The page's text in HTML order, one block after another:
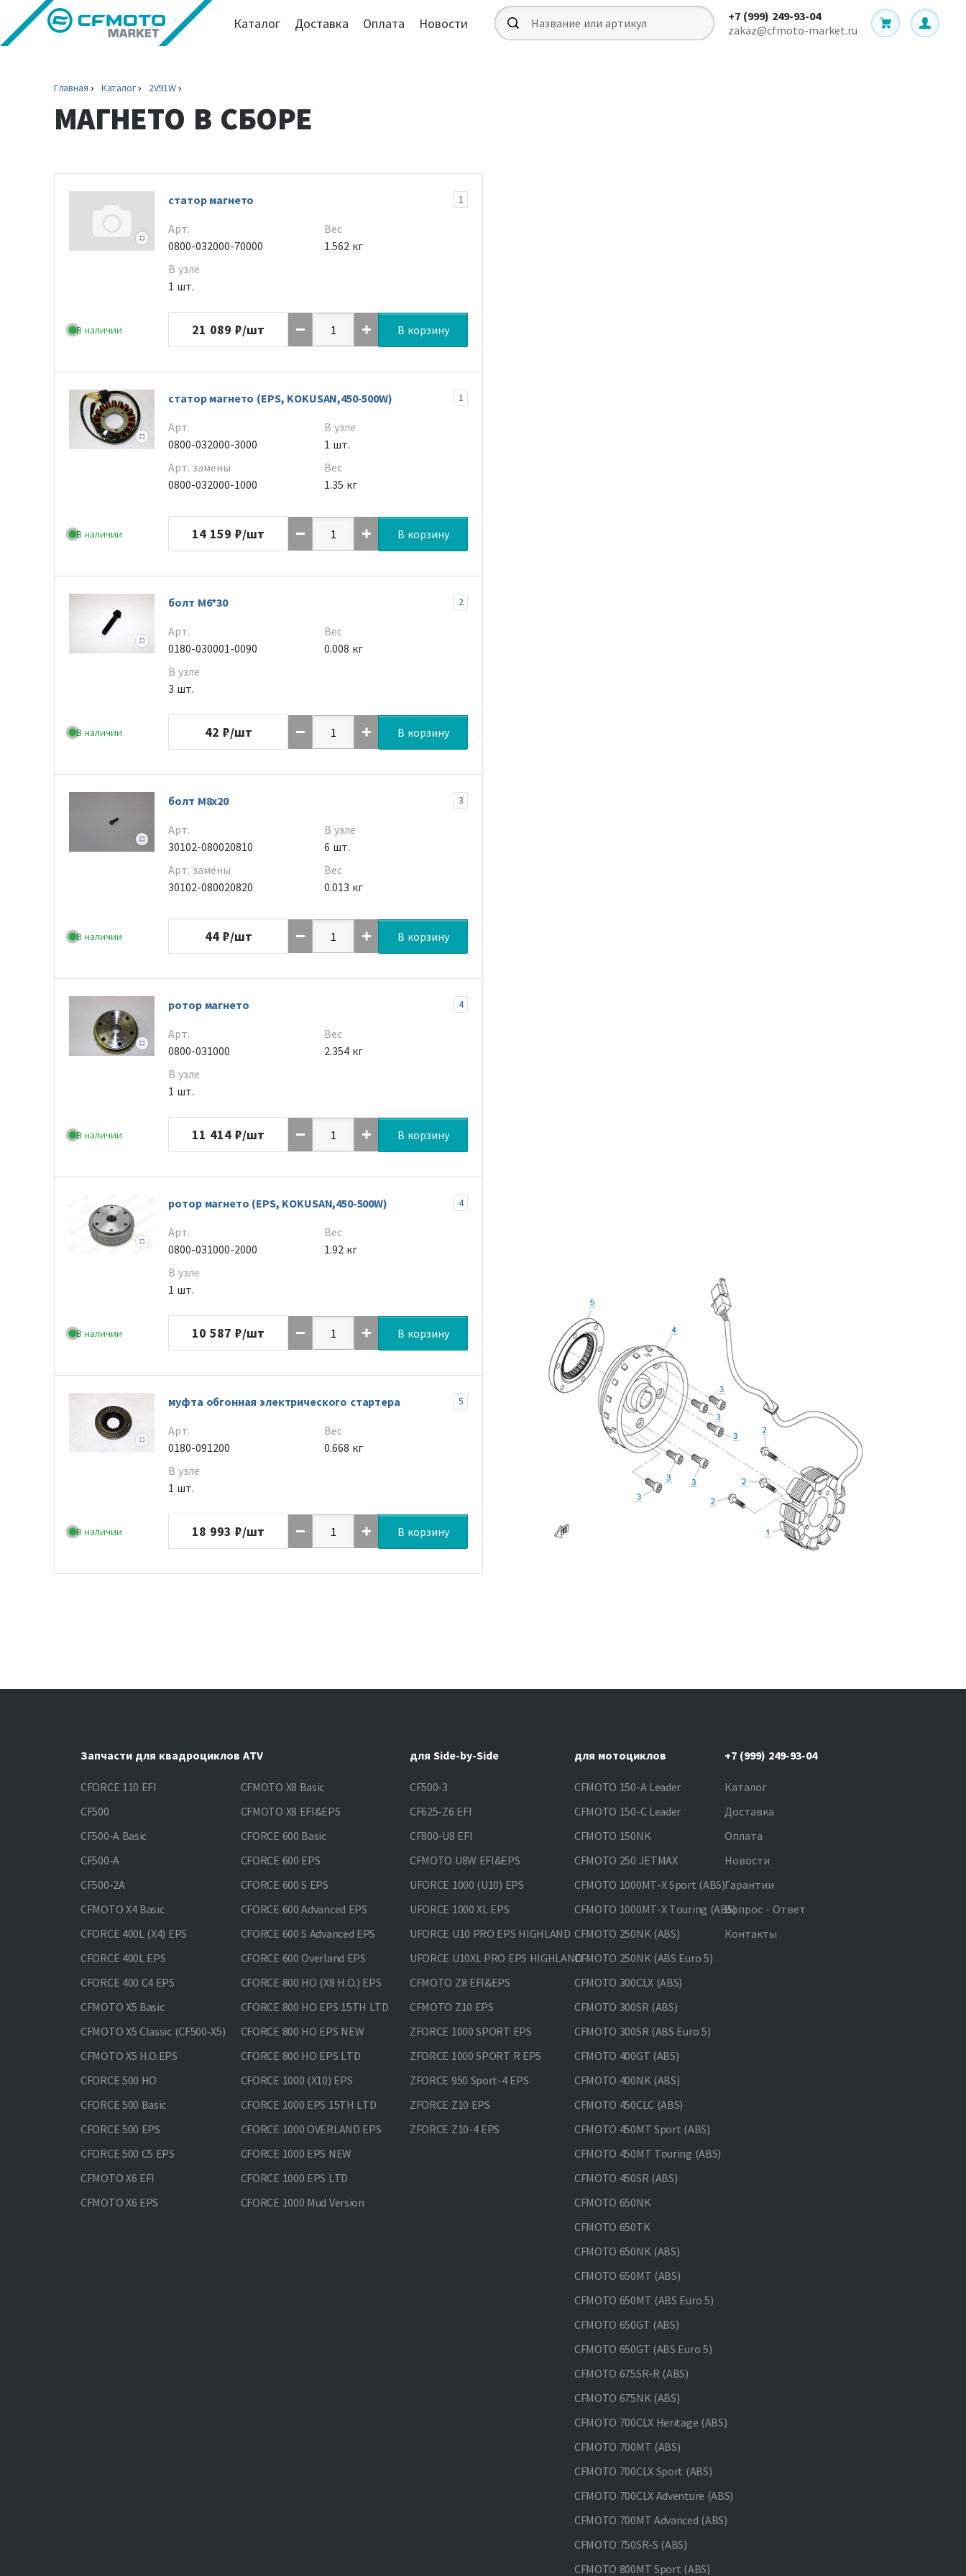
Каталог Доставка Оплата Новости
+7 (999) 249-93-04
zakaz@cfmoto-market.ru
Главная Каталог 2V91W
МАГНЕТО В СБОРЕ
В наличии
статор магнето 1
Арт.
0800-032000-70000
В узле
1 шт.
Вес
1.562 кг
21 089 ₽/шт В корзину
В наличии
статор магнето (EPS, KOKUSAN,450-500W) 1
Арт.
0800-032000-3000
Арт. замены
0800-032000-1000
В узле
1 шт.
Вес
1.35 кг
14 159 ₽/шт В корзину
В наличии
болт M6*30 2
Арт.
0180-030001-0090
В узле
3 шт.
Вес
0.008 кг
42 ₽/шт В корзину
В наличии
болт M8x20 3
Арт.
30102-080020810
Арт. замены
30102-080020820
В узле
6 шт.
Вес
0.013 кг
44 ₽/шт В корзину
В наличии
ротор магнето 4
Арт.
0800-031000
В узле
1 шт.
Вес
2.354 кг
11 414 ₽/шт В корзину
В наличии
ротор магнето (EPS, KOKUSAN,450-500W) 4
Арт.
0800-031000-2000
В узле
1 шт.
Вес
1.92 кг
10 587 ₽/шт В корзину
В наличии
муфта обгонная электрического стартера 5
Арт.
0180-091200
В узле
1 шт.
Вес
0.668 кг
18 993 ₽/шт В корзину
Запчасти для квадроциклов ATV
CFORCE 110 EFI
CF500
CF500-A Basic
CF500-A
CF500-2A
CFMOTO X4 Basic
CFORCE 400L (X4) EPS
CFORCE 400L EPS
CFORCE 400 С4 EPS
CFMOTO X5 Basic
CFMOTO X5 Classic (CF500-X5)
CFMOTO X5 H.O.EPS
CFORCE 500 HO
CFORCE 500 Basic
CFORCE 500 EPS
CFORCE 500 С5 EPS
CFMOTO X6 EFI
CFMOTO X6 EPS
CFMOTO X8 Basic
CFMOTO X8 EFI&EPS
CFORCE 600 Basic
CFORCE 600 EPS
CFORCE 600 S EPS
CFORCE 600 Advanced EPS
CFORCE 600 S Advanced EPS
CFORCE 600 Overland EPS
CFORCE 800 HO (X8 H.O.) EPS
CFORCE 800 HO EPS 15TH LTD
CFORCE 800 HO EPS NEW
CFORCE 800 HO EPS LTD
CFORCE 1000 (X10) EPS
CFORCE 1000 EPS 15TH LTD
CFORCE 1000 OVERLAND EPS
CFORCE 1000 EPS NEW
CFORCE 1000 EPS LTD
CFORCE 1000 Mud Version
для Side-by-Side
CF500-3
CF625-Z6 EFI
CF800-U8 EFI
CFMOTO U8W EFI&EPS
UFORCE 1000 (U10) EPS
UFORCE 1000 XL EPS
UFORCE U10 PRO EPS HIGHLAND
UFORCE U10XL PRO EPS HIGHLAND
CFMOTO Z8 EFI&EPS
CFMOTO Z10 EPS
ZFORCE 1000 SPORT EPS
ZFORCE 1000 SPORT R EPS
ZFORCE 950 Sport-4 EPS
ZFORCE Z10 EPS
ZFORCE Z10-4 EPS
для мотоциклов
CFMOTO 150-A Leader
CFMOTO 150-C Leader
CFMOTO 150NK
CFMOTO 250 JETMAX
CFMOTO 1000MT-X Sport (ABS)
CFMOTO 1000MT-X Touring (ABS)
CFMOTO 250NK (ABS)
CFMOTO 250NK (ABS Euro 5)
CFMOTO 300CLX (ABS)
CFMOTO 300SR (ABS)
CFMOTO 300SR (ABS Euro 5)
CFMOTO 400GT (ABS)
CFMOTO 400NK (ABS)
CFMOTO 450CLC (ABS)
CFMOTO 450MT Sport (ABS)
CFMOTO 450MT Touring (ABS)
CFMOTO 450SR (ABS)
CFMOTO 650NK
CFMOTO 650TK
CFMOTO 650NK (ABS)
CFMOTO 650MT (ABS)
CFMOTO 650MT (ABS Euro 5)
CFMOTO 650GT (ABS)
CFMOTO 650GT (ABS Euro 5)
CFMOTO 675SR-R (ABS)
CFMOTO 675NK (ABS)
CFMOTO 700CLX Heritage (ABS)
CFMOTO 700MT (ABS)
CFMOTO 700CLX Sport (ABS)
CFMOTO 700CLX Adventure (ABS)
CFMOTO 700MT Advanced (ABS)
CFMOTO 750SR-S (ABS)
CFMOTO 800MT Sport (ABS)
+7 (999) 249-93-04
Каталог
Доставка
Оплата
Новости
Гарантии
Вопрос - Ответ
Контакты